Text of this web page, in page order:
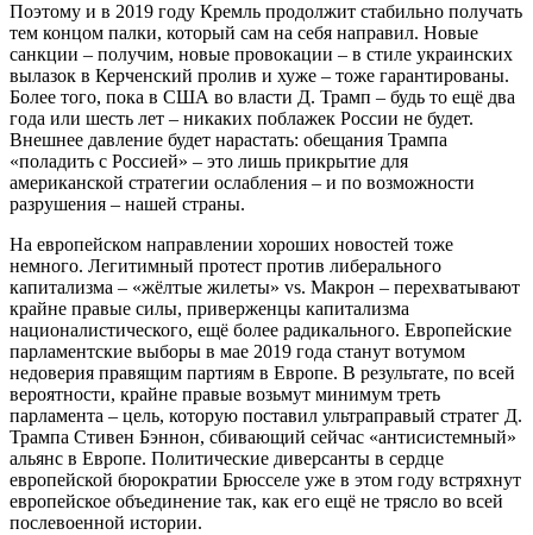
Поэтому и в 2019 году Кремль продолжит стабильно получать
тем концом палки, который сам на себя направил. Новые
санкции – получим, новые провокации – в стиле украинских
вылазок в Керченский пролив и хуже – тоже гарантированы.
Более того, пока в США во власти Д. Трамп – будь то ещё два
года или шесть лет – никаких поблажек России не будет.
Внешнее давление будет нарастать: обещания Трампа
«поладить с Россией» – это лишь прикрытие для
американской стратегии ослабления – и по возможности
разрушения – нашей страны.
На европейском направлении хороших новостей тоже
немного. Легитимный протест против либерального
капитализма – «жёлтые жилеты» vs. Макрон – перехватывают
крайне правые силы, приверженцы капитализма
националистического, ещё более радикального. Европейские
парламентские выборы в мае 2019 года станут вотумом
недоверия правящим партиям в Европе. В результате, по всей
вероятности, крайне правые возьмут минимум треть
парламента – цель, которую поставил ультраправый стратег Д.
Трампа Стивен Бэннон, сбивающий сейчас «антисистемный»
альянс в Европе. Политические диверсанты в сердце
европейской бюрократии Брюсселе уже в этом году встряхнут
европейское объединение так, как его ещё не трясло во всей
послевоенной истории.